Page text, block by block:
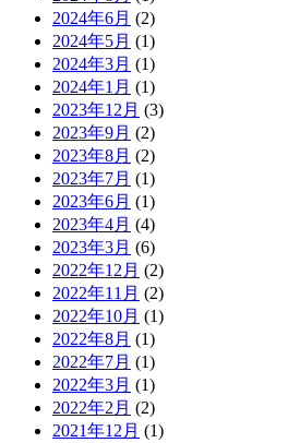
2024年6月 (2)
2024年5月 (1)
2024年3月 (1)
2024年1月 (1)
2023年12月 (3)
2023年9月 (2)
2023年8月 (2)
2023年7月 (1)
2023年6月 (1)
2023年4月 (4)
2023年3月 (6)
2022年12月 (2)
2022年11月 (2)
2022年10月 (1)
2022年8月 (1)
2022年7月 (1)
2022年3月 (1)
2022年2月 (2)
2021年12月 (1)